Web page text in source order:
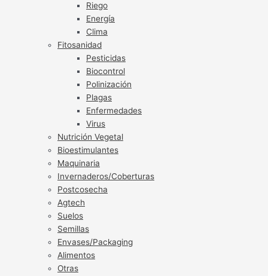
Riego
Energía
Clima
Fitosanidad
Pesticidas
Biocontrol
Polinización
Plagas
Enfermedades
Virus
Nutrición Vegetal
Bioestimulantes
Maquinaria
Invernaderos/Coberturas
Postcosecha
Agtech
Suelos
Semillas
Envases/Packaging
Alimentos
Otras